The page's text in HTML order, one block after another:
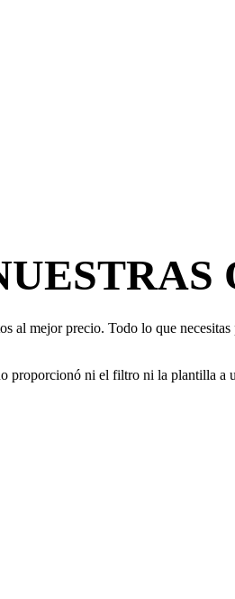
al mejor precio. Todo lo que
proporcionó ni el filtro ni la plantilla a